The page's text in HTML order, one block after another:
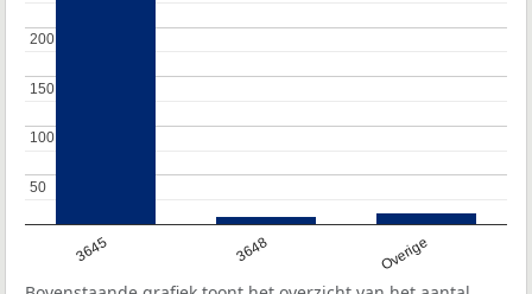
3645 3648 Overige
50
50
100
100
150
150
200
200